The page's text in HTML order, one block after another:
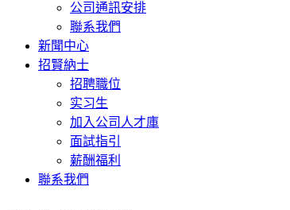
公司通訊安排
聯系我們
新聞中心
招賢納士
招聘職位
实习生
加入公司人才庫
面試指引
薪酬福利
聯系我們